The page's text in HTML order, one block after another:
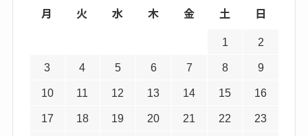
月 火 水 木 金 土 日
1 2
3 4 5 6 7 8 9
10 11 12 13 14 15 16
17 18 19 20 21 22 23